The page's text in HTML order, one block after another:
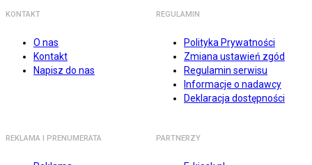
KONTAKT
O nas
Kontakt
Napisz do nas
REGULAMIN
Polityka Prywatności
Zmiana ustawień zgód
Regulamin serwisu
Informacje o nadawcy
Deklaracja dostępności
REKLAMA I PRENUMERATA PARTNERZY